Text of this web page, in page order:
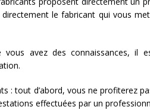
le fabricant qui vous
avez des connaissances, il
: tout d’abord, vous ne profiterez
effectuées par un